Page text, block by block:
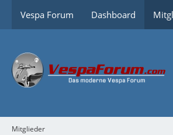
Vespa Forum Dashboard
Mitglieder